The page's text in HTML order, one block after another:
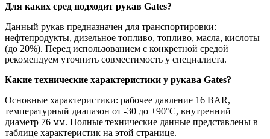
Для каких сред подходит рукав Gates?
Данный рукав предназначен для транспортировки:
нефтепродукты, дизельное топливо, топливо, масла, кислоты
(до 20%). Перед использованием с конкретной средой
рекомендуем уточнить совместимость у специалиста.
Какие технические характеристики у рукава Gates?
Основные характеристики: рабочее давление 16 BAR,
температурный диапазон от -30 до +90°C, внутренний
диаметр 76 мм. Полные технические данные представлены в
таблице характеристик на этой странице.